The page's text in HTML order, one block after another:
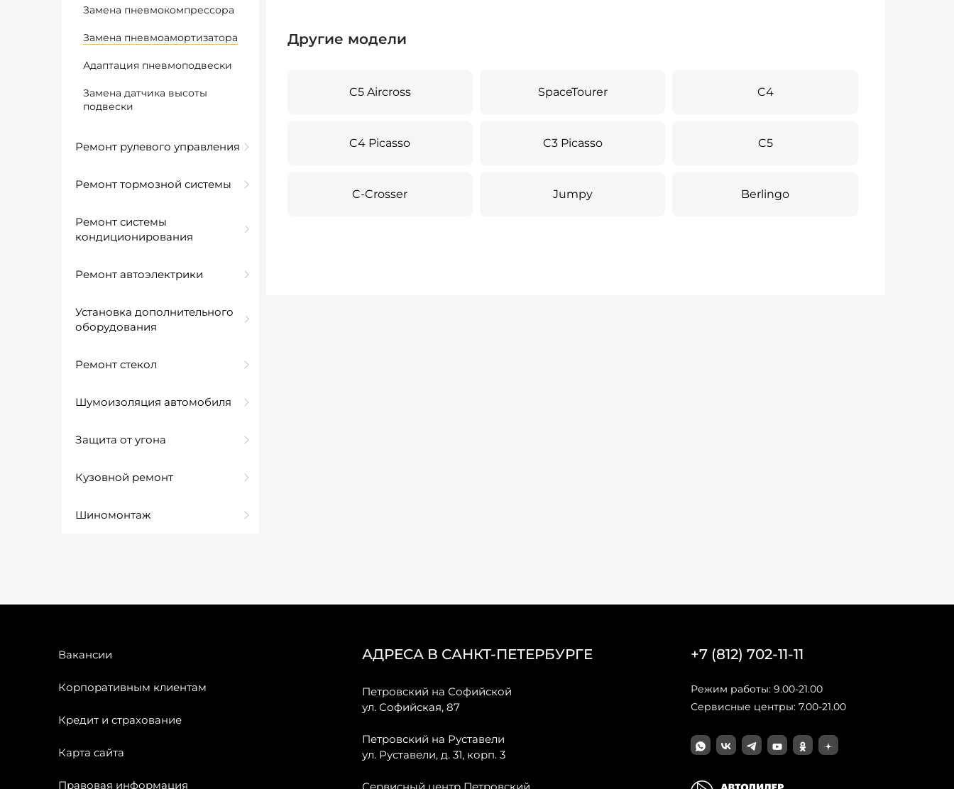
Замена пневмокомпрессора
Замена пневмоамортизатора
Адаптация пневмоподвески
Замена датчика высоты
подвески
Ремонт рулевого управления
Ремонт тормозной системы
Ремонт системы
кондиционирования
Ремонт автоэлектрики
Установка дополнительного
оборудования
Ремонт стекол
Шумоизоляция автомобиля
Защита от угона
Кузовной ремонт
Шиномонтаж
Другие модели
C5 Aircross SpaceTourer C4
C4 Picasso C3 Picasso C5
C-Crosser Jumpy Berlingo
Вакансии
Корпоративным клиентам
Кредит и страхование
Карта сайта
Правовая информация
АДРЕСА В САНКТ-ПЕТЕРБУРГЕ
Петровский на Софийской
ул. Софийская, 87
Петровский на Руставели
ул. Руставели, д. 31, корп. 3
+7 (812) 702-11-11
Режим работы: 9.00-21.00
Сервисные центры: 7.00-21.00